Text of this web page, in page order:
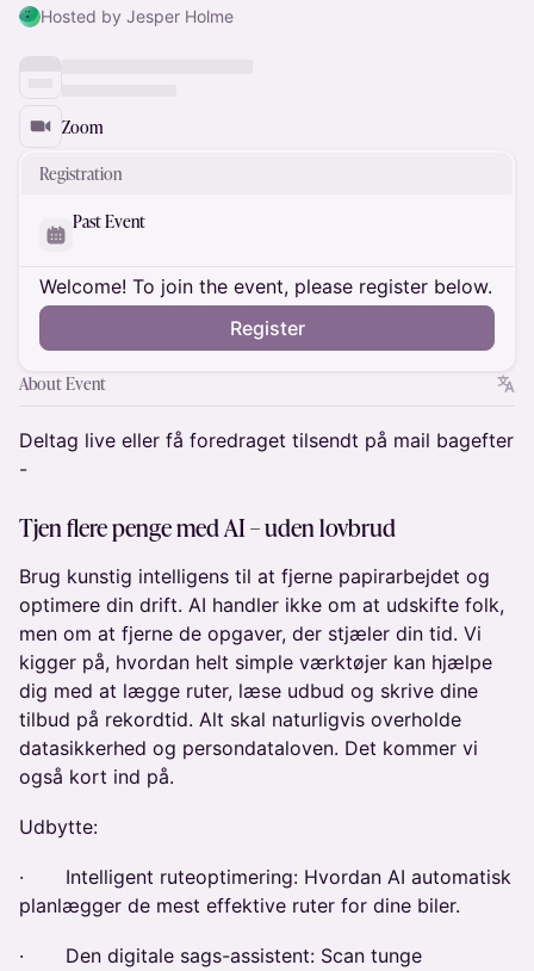
Hosted by Jesper Holme
Zoom
Registration
Past Event
Welcome! To join the event, please register below.
Register
About Event
​Deltag live eller få foredraget tilsendt på mail bagefter
-
Tjen flere penge med AI – uden lovbrud
​Brug kunstig intelligens til at fjerne papirarbejdet og
optimere din drift. AI handler ikke om at udskifte folk,
men om at fjerne de opgaver, der stjæler din tid. Vi
kigger på, hvordan helt simple værktøjer kan hjælpe
dig med at lægge ruter, læse udbud og skrive dine
tilbud på rekordtid. Alt skal naturligvis overholde
datasikkerhed og persondataloven. Det kommer vi
også kort ind på.
​Udbytte:
​· Intelligent ruteoptimering: Hvordan AI automatisk
planlægger de mest effektive ruter for dine biler.
​· Den digitale sags-assistent: Scan tunge